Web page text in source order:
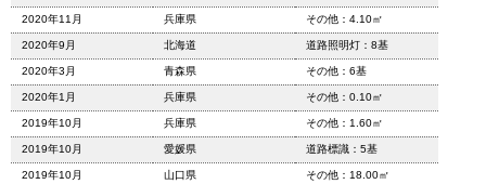
2020年11月 兵庫県 その他：4.10㎡
2020年9月 北海道 道路照明灯：8基
2020年3月 青森県 その他：6基
2020年1月 兵庫県 その他：0.10㎡
2019年10月 兵庫県 その他：1.60㎡
2019年10月 愛媛県 道路標識：5基
2019年10月 山口県 その他：18.00㎡